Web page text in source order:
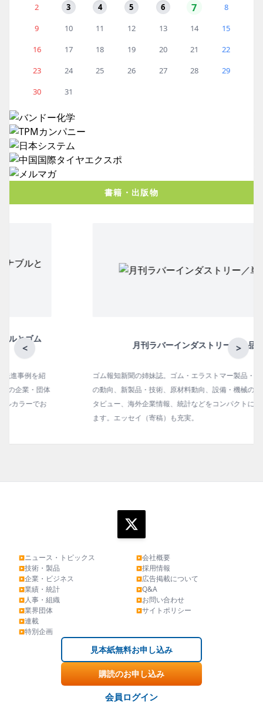
2
3 4 5 6 7
8
9
10 11 12 13 14
15
16
17 18 19 20 21
22
23
24 25 26 27 28
29
30
31
書籍・出版物
< >
月刊ラバーインダストリー／単品
ゴム報知新聞の姉妹誌。ゴム・エラストマー製品・市場分野別
の動向、新製品・技術、原材料動向、設備・機械の紹介、イン
タビュー、海外企業情報、統計などをコンパクトに掲載してい
ます。エッセイ（寄稿）も充実。
▶ニュース・トピックス
▶技術・製品
▶企業・ビジネス
▶業績・統計
▶人事・組織
▶業界団体
▶連載
▶特別企画
▶会社概要
▶採用情報
▶広告掲載について
▶Q&A
▶お問い合わせ
▶サイトポリシー
見本紙無料お申し込み
購読のお申し込み
会員ログイン